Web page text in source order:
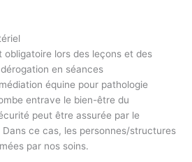
obligatoire lors des leçons et des
en séances
équine pour pathologie
entrave le bien-être du
peut être assurée par le
ce cas, les personnes/structures
par nos soins.